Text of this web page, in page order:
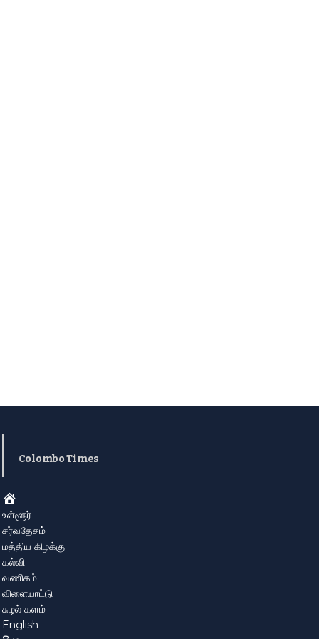
Colombo Times
உள்ளூர்
சர்வதேசம்
மத்திய கிழக்கு
கல்வி
வணிகம்
விளையாட்டு
சுழல் களம்
English